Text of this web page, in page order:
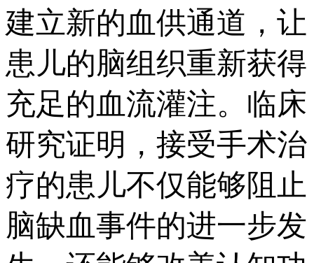
建立新的血供通道，让
患儿的脑组织重新获得
充足的血流灌注。临床
研究证明，接受手术治
疗的患儿不仅能够阻止
脑缺血事件的进一步发